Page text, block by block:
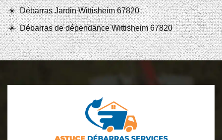
Débarras Jardin Wittisheim 67820
Débarras de dépendance Wittisheim 67820